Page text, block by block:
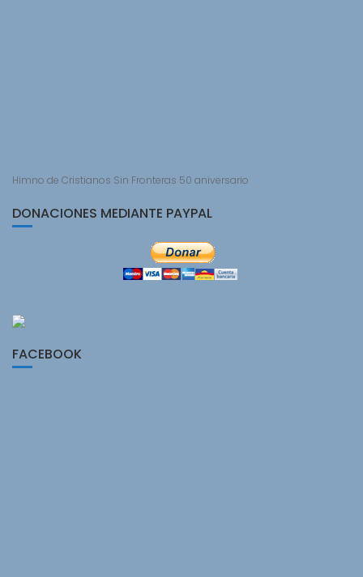
Himno de Cristianos Sin Fronteras 50 aniversario
DONACIONES MEDIANTE PAYPAL
FACEBOOK